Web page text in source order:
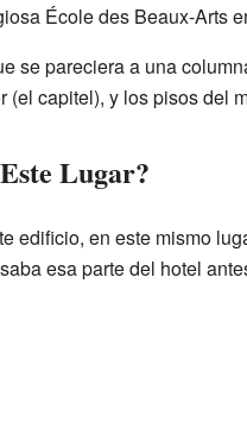
École des Beaux-Arts
se pareciera a una
(el capitel), y los pisos del
Lugar?
edificio, en este mismo
esa parte del hotel